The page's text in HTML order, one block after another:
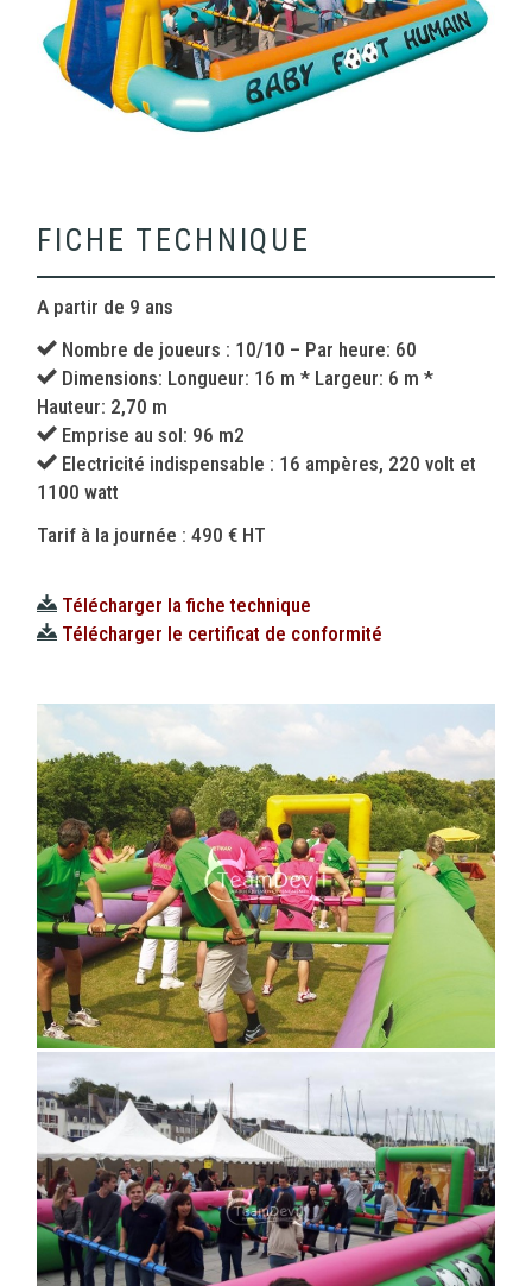
FICHE TECHNIQUE
A partir de 9 ans
Nombre de joueurs : 10/10 – Par heure: 60
Dimensions: Longueur: 16 m * Largeur: 6 m *
Hauteur: 2,70 m
Emprise au sol: 96 m2
Electricité indispensable : 16 ampères, 220 volt et
1100 watt
Tarif à la journée : 490 € HT
Télécharger la fiche technique
Télécharger le certificat de conformité